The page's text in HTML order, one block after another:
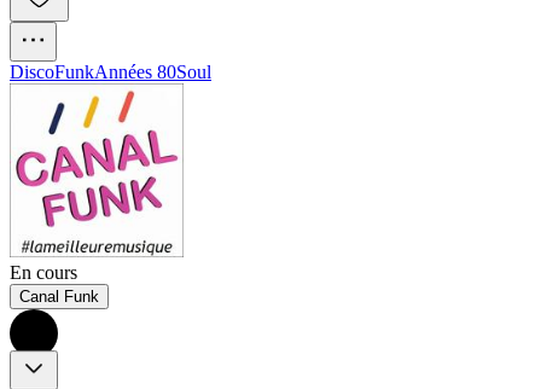
DiscoFunkAnnées 80Soul
En cours
Canal Funk